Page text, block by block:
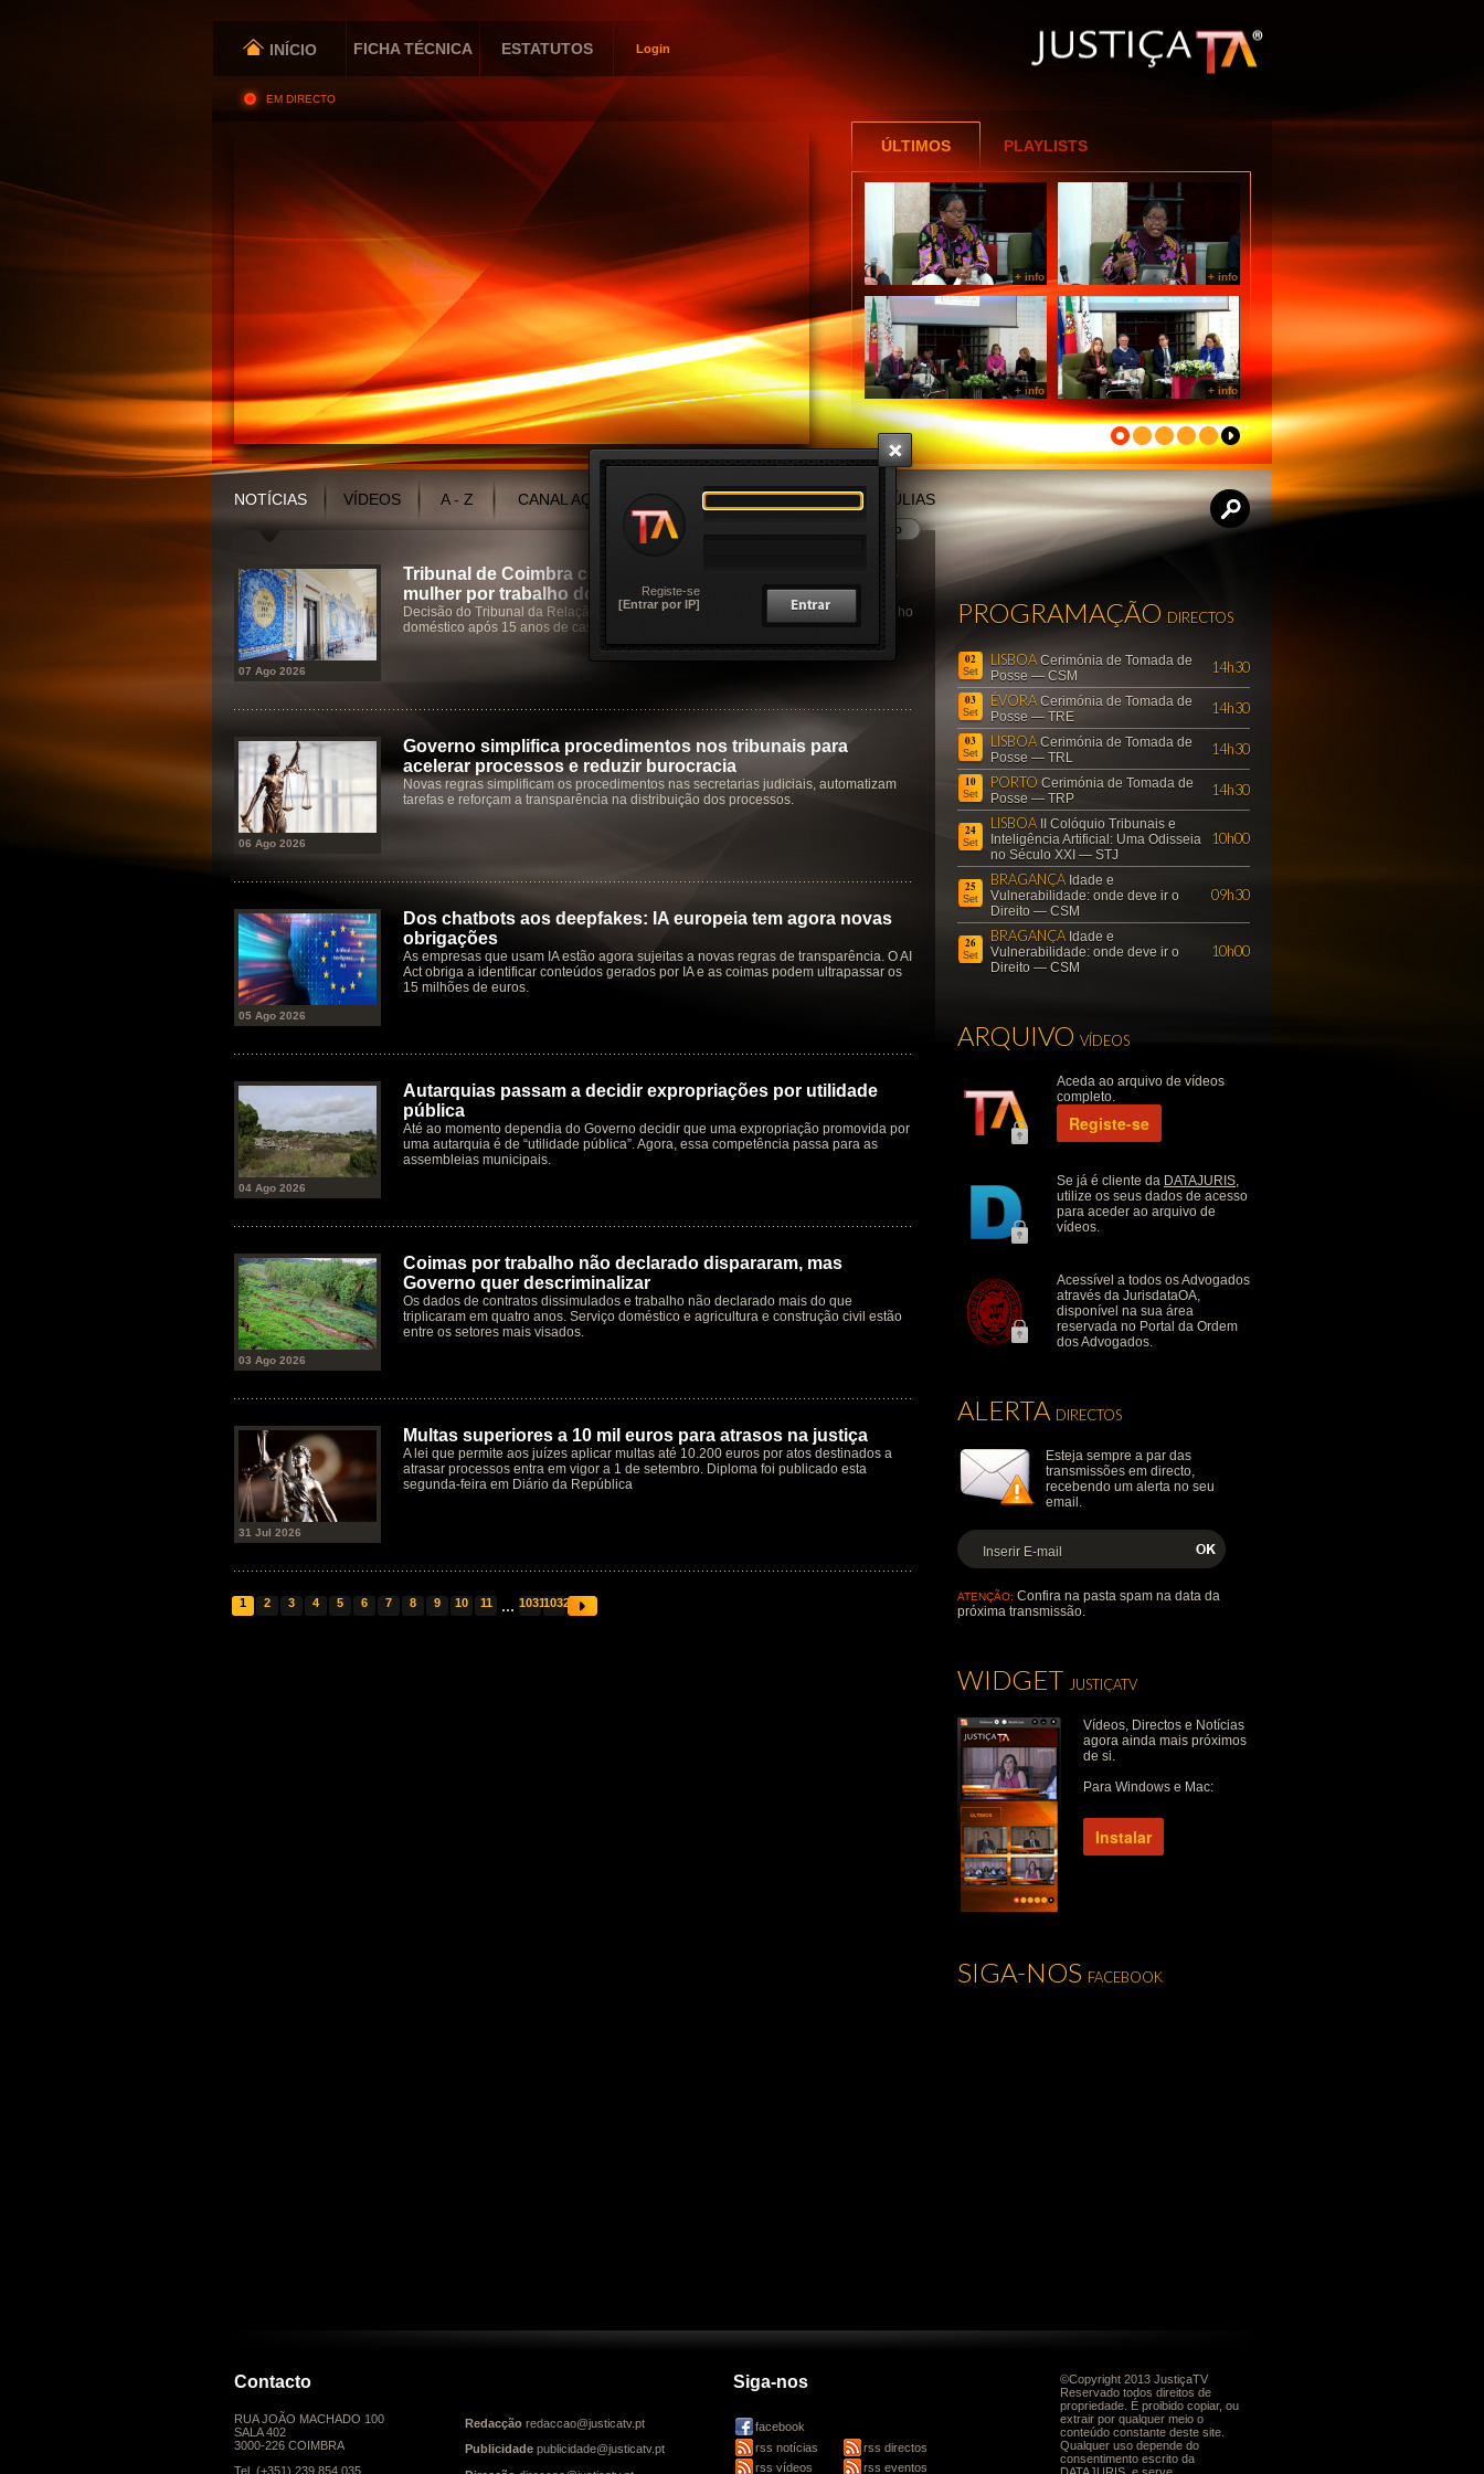
INÍCIO FICHA TÉCNICA ESTATUTOS Login [Entrar por IP]
EM DIRECTO
ÚLTIMOS PLAYLISTS
+ info + info
+ info + info + info
NOTÍCIAS VÍDEOS A - Z CANAL AÇORES CANAL MADEIRA TERTÚLIAS
07 Ago 2026
Tribunal de Coimbra condena homem a pagar 45 mil € à ex-
mulher por trabalho doméstico
Decisão do Tribunal da Relação de Coimbra reconhece valor económico do trabalho
doméstico após 15 anos de casamento e cuidados à filha
06 Ago 2026
Governo simplifica procedimentos nos tribunais para
acelerar processos e reduzir burocracia
Novas regras simplificam os procedimentos nas secretarias judiciais, automatizam
tarefas e reforçam a transparência na distribuição dos processos.
05 Ago 2026
Dos chatbots aos deepfakes: IA europeia tem agora novas
obrigações
As empresas que usam IA estão agora sujeitas a novas regras de transparência. O AI
Act obriga a identificar conteúdos gerados por IA e as coimas podem ultrapassar os
15 milhões de euros.
04 Ago 2026
Autarquias passam a decidir expropriações por utilidade
pública
Até ao momento dependia do Governo decidir que uma expropriação promovida por
uma autarquia é de “utilidade pública”. Agora, essa competência passa para as
assembleias municipais.
03 Ago 2026
Coimas por trabalho não declarado dispararam, mas
Governo quer descriminalizar
Os dados de contratos dissimulados e trabalho não declarado mais do que
triplicaram em quatro anos. Serviço doméstico e agricultura e construção civil estão
entre os setores mais visados.
31 Jul 2026
Multas superiores a 10 mil euros para atrasos na justiça
A lei que permite aos juízes aplicar multas até 10.200 euros por atos destinados a
atrasar processos entra em vigor a 1 de setembro. Diploma foi publicado esta
segunda-feira em Diário da República
1 2 3 4 5 6 7 8 9 10 11 ... 10311032
PROGRAMAÇÃO DIRECTOS
02
Set
LISBOA Cerimónia de Tomada de
Posse — CSM
14h30
03
Set
ÉVORA Cerimónia de Tomada de
Posse — TRE
14h30
03
Set
LISBOA Cerimónia de Tomada de
Posse — TRL
14h30
10
Set
PORTO Cerimónia de Tomada de
Posse — TRP
14h30
24
Set
LISBOA II Colóquio Tribunais e
Inteligência Artificial: Uma Odisseia
no Século XXI — STJ
10h00
25
Set
BRAGANÇA Idade e
Vulnerabilidade: onde deve ir o
Direito — CSM
09h30
26
Set
BRAGANÇA Idade e
Vulnerabilidade: onde deve ir o
Direito — CSM
10h00
ARQUIVO VÍDEOS
Aceda ao arquivo de vídeos
completo.
Registe-se
Se já é cliente da DATAJURIS,
utilize os seus dados de acesso
para aceder ao arquivo de
vídeos.
Acessível a todos os Advogados
através da JurisdataOA,
disponível na sua área
reservada no Portal da Ordem
dos Advogados.
ALERTA DIRECTOS
Esteja sempre a par das
transmissões em directo,
recebendo um alerta no seu
email.
ATENÇÃO: Confira na pasta spam na data da
próxima transmissão.
WIDGET JUSTIÇATV
Vídeos, Directos e Notícias
agora ainda mais próximos
de si.
Para Windows e Mac:
Instalar
SIGA-NOS FACEBOOK
Contacto
RUA JOÃO MACHADO 100
SALA 402
3000-226 COIMBRA
Tel. (+351) 239 854 035
Redacção redaccao@justicatv.pt
Publicidade publicidade@justicatv.pt
Siga-nos
facebook
rss notícias
rss directos
rss vídeos
rss eventos
©Copyright 2013 JustiçaTV
Reservado todos direitos de
propriedade. É proibido copiar, ou
extrair por qualquer meio o
conteúdo constante deste site.
Qualquer uso depende do
consentimento escrito da
Registe-se
[Entrar por IP]